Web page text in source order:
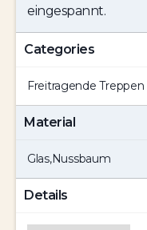
eingespannt.
Categories
Freitragende Treppen
Material
Glas,Nussbaum
Details